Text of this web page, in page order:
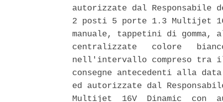
autorizzate dal Responsabile
2 posti 5 porte 1.3 Multijet
manuale, tappetini di
centralizzate   colore
nell'intervallo compreso tra
consegne antecedenti alla
ed autorizzate dal
Multijet  16V  Dinamic  con